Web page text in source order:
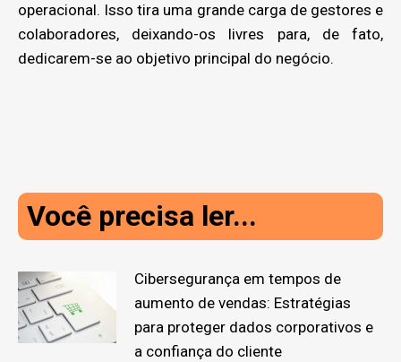
operacional. Isso tira uma grande carga de gestores e
colaboradores, deixando-os livres para, de fato,
dedicarem-se ao objetivo principal do negócio.
Você precisa ler...
Cibersegurança em tempos de
aumento de vendas: Estratégias
para proteger dados corporativos e
a confiança do cliente